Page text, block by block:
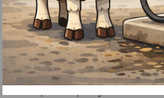
Société en personnalisant
votre profil;
· Envoyer des messages
communication sur les
mentions légales;